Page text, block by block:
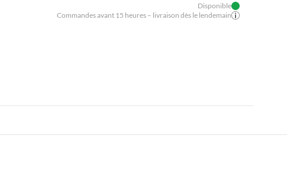
Disponible
Commandes avant 15 heures – livraison dès le lendemain